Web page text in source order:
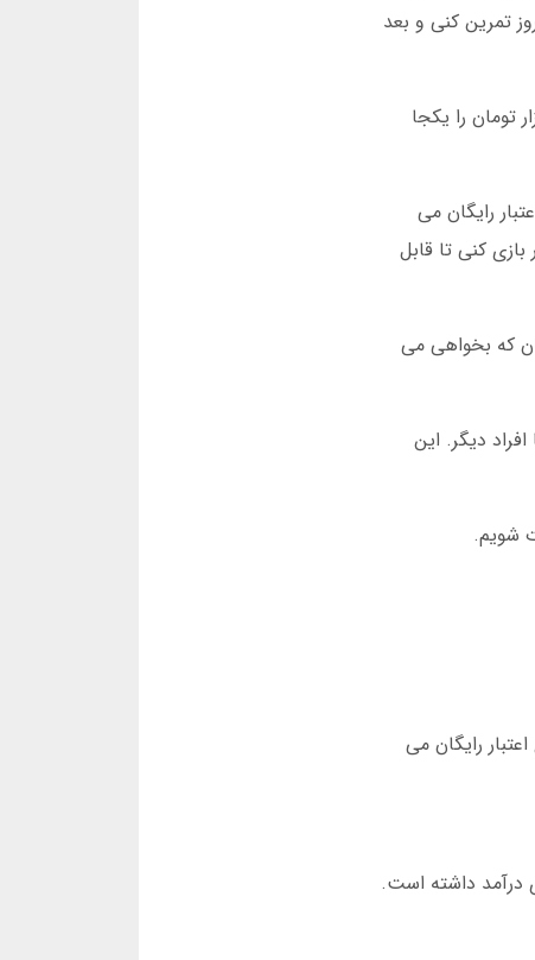
تمرین کنی و بعد
این است که هیچوقت تمام پولت را در یک دور بازی نکن. من اولین بار که بازی کردم 50 هزار تومان را یکجا
بعضی سایت ها برای کاربران جدید 20 هزار تومان اعتبار رایگان می
کنی تا قابل
که بخواهی می
دیگر. این
شویم.
رایگان می